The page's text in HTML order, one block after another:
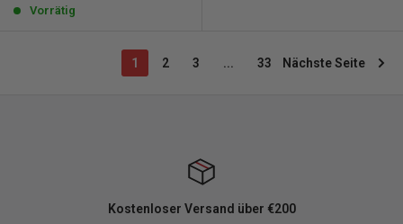
Vorrätig
1 2 3 ... 33 Nächste Seite
Kostenloser Versand über €200